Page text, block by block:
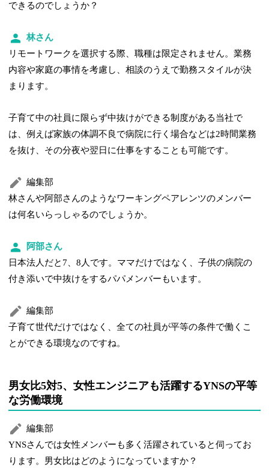
できるのでしょうか？
林さん
リモートワークを選択する際、職種は限定されません。業務
内容や家庭の事情を考慮し、相談のうえで勤務スタイルが決
まります。
子育て中の社員に限らず中抜けができる制度がある当社で
は、例えば家族の体調不良で病院に行く場合などは2時間業務
を抜け、その分夜や翌日に仕事をすることも可能です。
編集部
林さんや阿部さんのようなワーキングペアレンツのメンバー
は何名いらっしゃるのでしょうか。
阿部さん
日本法人だと7、8人です。ママだけではなく、子供の病院の
付き添いで中抜けをするパパメンバーもいます。
編集部
子育て世代だけではなく、全ての社員が平等の条件で働くこ
とができる環境なのですね。
男女比5対5、女性エンジニアも活躍するYNSの平等
な労働環境
編集部
YNSさんでは女性メンバーも多く活躍されていると伺ってお
ります。男女比はどのようになっていますか？